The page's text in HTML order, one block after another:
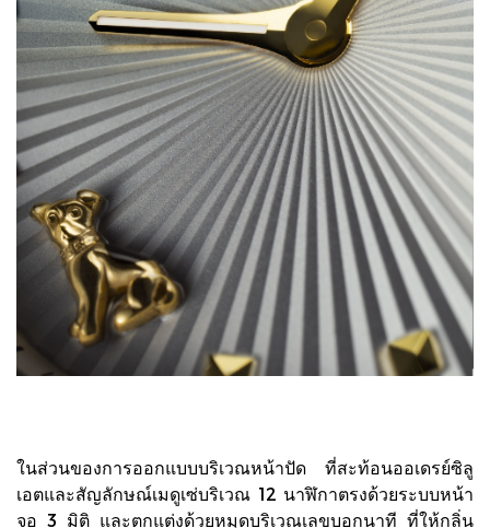
ในส่วนของการออกแบบบริเวณหน้าปัด ที่สะท้อนออเดรย์ซิลู
เอตและสัญลักษณ์เมดูเซ่บริเวณ 12 นาฬิกาตรงด้วยระบบหน้า
จอ 3 มิติ และตกแต่งด้วยหมุดบริเวณเลขบอกนาที ที่ให้กลิ่น